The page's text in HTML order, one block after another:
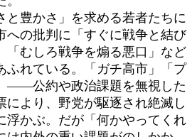
豊かさ」を求める若者たちに
への批判に「すぐに戦争と結び
「むしろ戦争を煽る悪口」など
ふれている。「ガチ高市」「プ
――公約や政治課題を無視した
により、野党が駆逐され絶滅し
浮かぶ。だが「何かやってくれ